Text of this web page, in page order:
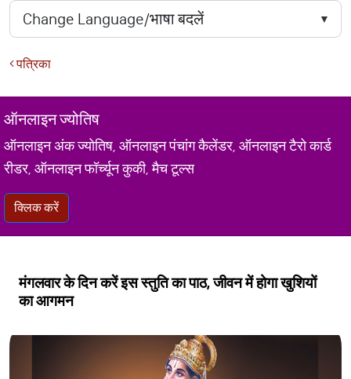
पत्रिका
ऑनलाइन ज्योतिष
ऑनलाइन अंक ज्योतिष, ऑनलाइन पंचांग कैलेंडर, ऑनलाइन टैरो कार्ड
रीडर, ऑनलाइन फॉर्च्यून कुकी, मैच टूल्स
क्लिक करें
मंगलवार के दिन करें इस स्तुति का पाठ, जीवन में होगा खुशियों
का आगमन